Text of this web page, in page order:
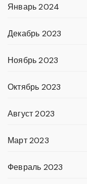
Январь 2024
Декабрь 2023
Ноябрь 2023
Октябрь 2023
Август 2023
Март 2023
Февраль 2023